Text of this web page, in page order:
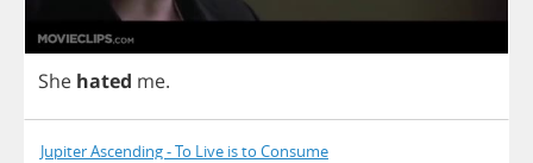
She hated me.
Jupiter Ascending - To Live is to Consume